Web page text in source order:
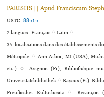
PARISIIS || Apud Franciscum
USTC :88515.
2 langues :Français ♢Latin ♢
35 localisations dans des établissements
Métropole ♢ Ann Arbor, MI (USA),
etc.) ♢ Avignon (Fr), Bibliothèque
Universitätsbibliothek ♢ Bayeux (Fr),
Preußischer Kulturbesitz ♢